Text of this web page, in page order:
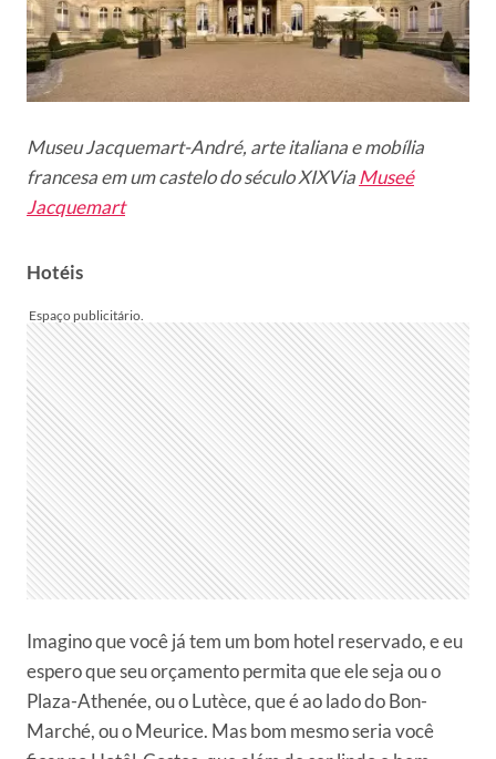
Museu Jacquemart-André, arte italiana e mobília
francesa em um castelo do século XIXViaMuseé
Jacquemart
Hotéis
Imagino que você já tem um bom hotel reservado, e eu
espero que seu orçamento permita que ele seja ou o
Plaza-Athenée, ou o Lutèce, que é ao lado do Bon-
Marché, ou o Meurice. Mas bom mesmo seria você